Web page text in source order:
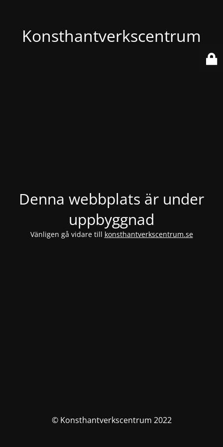
Konsthantverkscentrum
Denna webbplats är under
uppbyggnad
Vänligen gå vidare till konsthantverkscentrum.se
© Konsthantverkscentrum 2022